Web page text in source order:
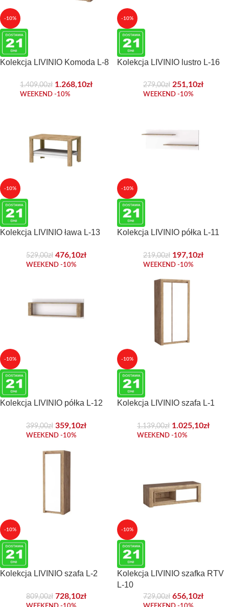
-10%
Kolekcja LIVINIO Komoda L-8
1.409,00zł 1.268,10zł
WEEKEND -10%
-10%
Kolekcja LIVINIO lustro L-16
279,00zł 251,10zł
WEEKEND -10%
-10%
Kolekcja LIVINIO ława L-13
529,00zł 476,10zł
WEEKEND -10%
-10%
Kolekcja LIVINIO półka L-11
219,00zł 197,10zł
WEEKEND -10%
-10%
Kolekcja LIVINIO półka L-12
399,00zł 359,10zł
WEEKEND -10%
-10%
Kolekcja LIVINIO szafa L-1
1.139,00zł 1.025,10zł
WEEKEND -10%
-10%
Kolekcja LIVINIO szafa L-2
809,00zł 728,10zł
-10%
Kolekcja LIVINIO szafka RTV
L-10
729,00zł 656,10zł